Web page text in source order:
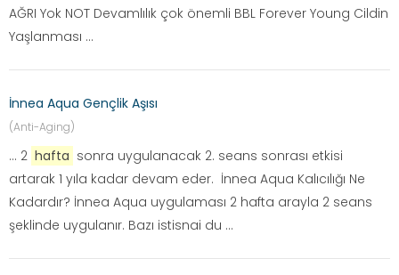
AĞRI Yok NOT Devamlılık çok önemli BBL Forever Young Cildin
Yaşlanması ...
İnnea Aqua Gençlik Aşısı
(Anti-Aging)
... 2 hafta sonra uygulanacak 2. seans sonrası etkisi
artarak 1 yıla kadar devam eder. İnnea Aqua Kalıcılığı Ne
Kadardır? İnnea Aqua uygulaması 2 hafta arayla 2 seans
şeklinde uygulanır. Bazı istisnai du ...